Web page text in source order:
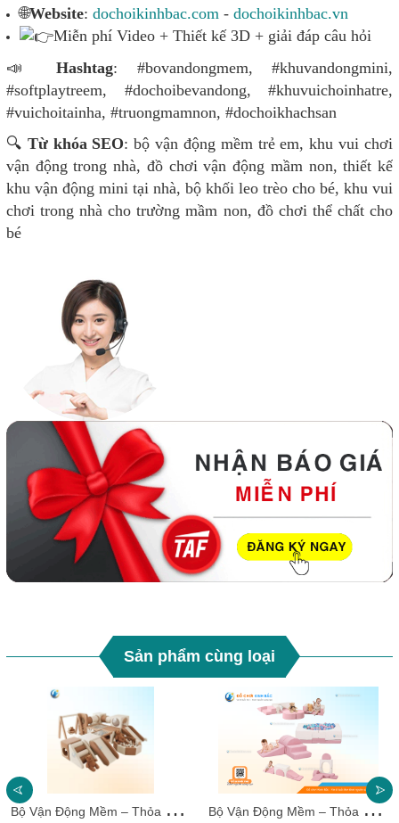
🌐Website: dochoikinhbac.com - dochoikinhbac.vn
Miễn phí Video + Thiết kế 3D + giải đáp câu hỏi
📣 Hashtag: #bovandongmem, #khuvandongmini,
#softplaytreem, #dochoibevandong, #khuvuichoinhatre,
#vuichoitainha, #truongmamnon, #dochoikhachsan
🔍 Từ khóa SEO: bộ vận động mềm trẻ em, khu vui chơi
vận động trong nhà, đồ chơi vận động mầm non, thiết kế
khu vận động mini tại nhà, bộ khối leo trèo cho bé, khu vui
chơi trong nhà cho trường mầm non, đồ chơi thể chất cho
bé
Sản phẩm cùng loại
B
ộ Vận Động Mềm – Thỏa Sức Sáng Tạo & Leo Trèo Cho Bé B
ộ Vận Động Mềm – Thỏa Sức Sáng Tạo & Leo Trèo Cho Bé